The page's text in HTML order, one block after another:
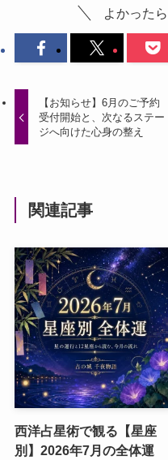
よかった
【お知らせ】6月のご予約
受付開始と、次なるステー
ジへ向けた心身の整え
関連記事
西洋占星術で観る【星座
別】2026年7月の全体運